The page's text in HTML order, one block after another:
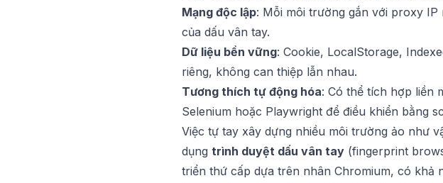
Mạng độc lập: Mỗi môi trường gắn với proxy
của dấu vân tay.
Dữ liệu bền vững: Cookie, LocalStorage,
riêng, không can thiệp lẫn nhau.
Tương thích tự động hóa: Có thể tích hợp liền
Selenium hoặc Playwright để điều khiển bằng
Việc tự tay xây dựng nhiều môi trường ảo như
dụng trình duyệt dấu vân tay (fingerprint
triển thứ cấp dựa trên nhân Chromium, có khả